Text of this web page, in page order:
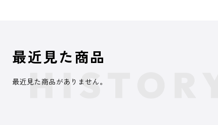
最近見た商品
最近見た商品がありません。